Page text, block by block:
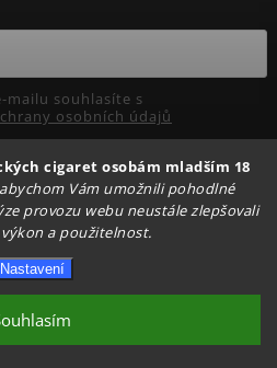
cigaret osobám mladším 18
Vám umožnili pohodlné
provozu webu neustále zlepšovali
a použitelnost.
Nastavení
osobních údajů
se
nastavení cookies
| Design